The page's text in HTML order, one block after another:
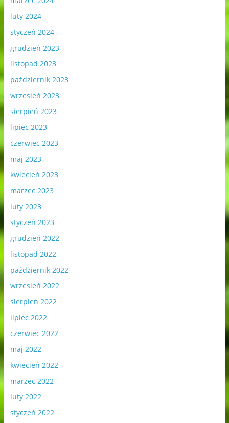
luty 2024
styczeń 2024
grudzień 2023
listopad 2023
październik 2023
wrzesień 2023
sierpień 2023
lipiec 2023
czerwiec 2023
maj 2023
kwiecień 2023
marzec 2023
luty 2023
styczeń 2023
grudzień 2022
listopad 2022
październik 2022
wrzesień 2022
sierpień 2022
lipiec 2022
czerwiec 2022
maj 2022
kwiecień 2022
marzec 2022
luty 2022
styczeń 2022